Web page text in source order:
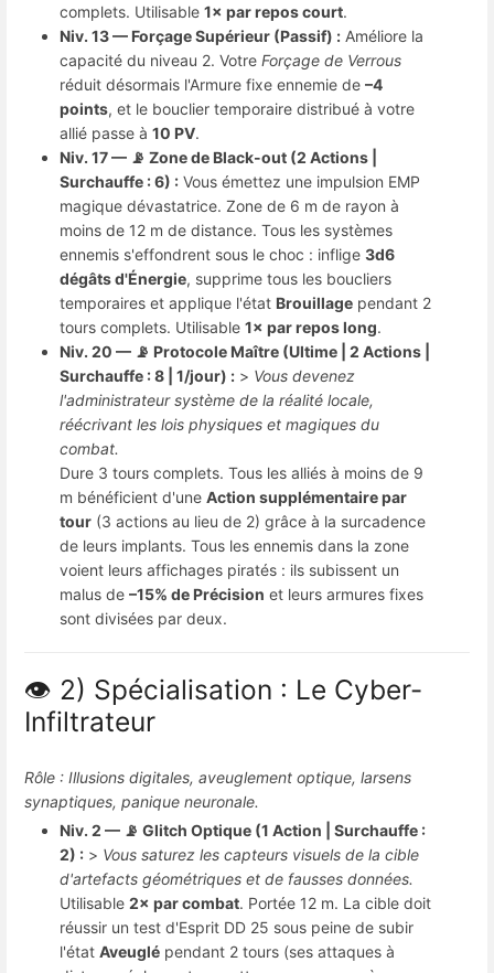
complets. Utilisable 1× par repos court.
Niv. 13 — Forçage Supérieur (Passif) : Améliore la
capacité du niveau 2. Votre Forçage de Verrous
réduit désormais l'Armure fixe ennemie de –4
points, et le bouclier temporaire distribué à votre
allié passe à 10 PV.
Niv. 17 — 📡 Zone de Black-out (2 Actions |
Surchauffe : 6) : Vous émettez une impulsion EMP
magique dévastatrice. Zone de 6 m de rayon à
moins de 12 m de distance. Tous les systèmes
ennemis s'effondrent sous le choc : inflige 3d6
dégâts d'Énergie, supprime tous les boucliers
temporaires et applique l'état Brouillage pendant 2
tours complets. Utilisable 1× par repos long.
Niv. 20 — 📡 Protocole Maître (Ultime | 2 Actions |
Surchauffe : 8 | 1/jour) : > Vous devenez
l'administrateur système de la réalité locale,
réécrivant les lois physiques et magiques du
combat.
Dure 3 tours complets. Tous les alliés à moins de 9
m bénéficient d'une Action supplémentaire par
tour (3 actions au lieu de 2) grâce à la surcadence
de leurs implants. Tous les ennemis dans la zone
voient leurs affichages piratés : ils subissent un
malus de –15% de Précision et leurs armures fixes
sont divisées par deux.
👁️ 2) Spécialisation : Le Cyber-
Infiltrateur
Rôle : Illusions digitales, aveuglement optique, larsens
synaptiques, panique neuronale.
Niv. 2 — 📡 Glitch Optique (1 Action | Surchauffe :
2) : > Vous saturez les capteurs visuels de la cible
d'artefacts géométriques et de fausses données.
Utilisable 2× par combat. Portée 12 m. La cible doit
réussir un test d'Esprit DD 25 sous peine de subir
l'état Aveuglé pendant 2 tours (ses attaques à